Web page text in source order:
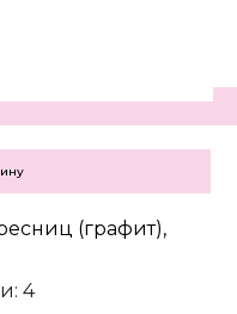
(графит),
4